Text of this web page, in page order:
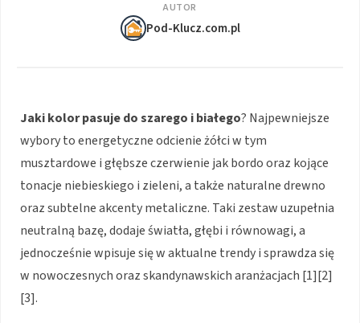
AUTOR
Pod-Klucz.com.pl
Jaki kolor pasuje do szarego i białego? Najpewniejsze
wybory to energetyczne odcienie żółci w tym
musztardowe i głębsze czerwienie jak bordo oraz kojące
tonacje niebieskiego i zieleni, a także naturalne drewno
oraz subtelne akcenty metaliczne. Taki zestaw uzupełnia
neutralną bazę, dodaje światła, głębi i równowagi, a
jednocześnie wpisuje się w aktualne trendy i sprawdza się
w nowoczesnych oraz skandynawskich aranżacjach [1][2]
[3].